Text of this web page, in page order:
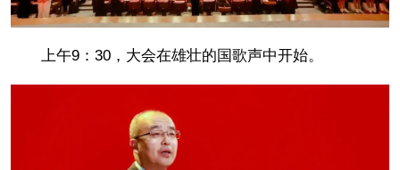
上午9：30，大会在雄壮的国歌声中开始。